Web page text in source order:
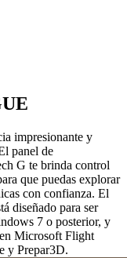
impresionante y
panel de
G te brinda control
que puedas explorar
con confianza. El
diseñado para ser
7 o posterior, y
Microsoft Flight
y Prepar3D.